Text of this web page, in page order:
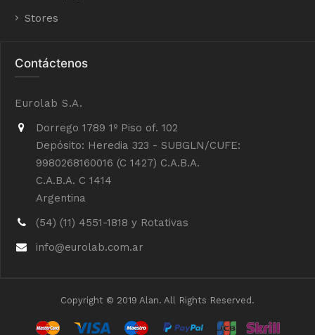
Stores
Contáctenos
Eurolab S.A.
Dorrego 1789 1º Piso of. 102
Depósito: Heredia 323 - SUBGLN/CUFE:
9980268160016 (C 1427) C.A.B.A.
C.A.B.A. C 1414
Argentina
(54) (11) 4551-1818 y Rotativas
info@eurolab.com.ar
Copyright © 2019 Alan. All Rights Reserved.